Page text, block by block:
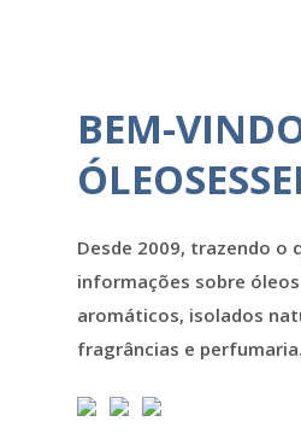
BEM-
Desde 2009, trazendo o
informações sobre
aromáticos, isolados
fragrâncias e perfumaria.